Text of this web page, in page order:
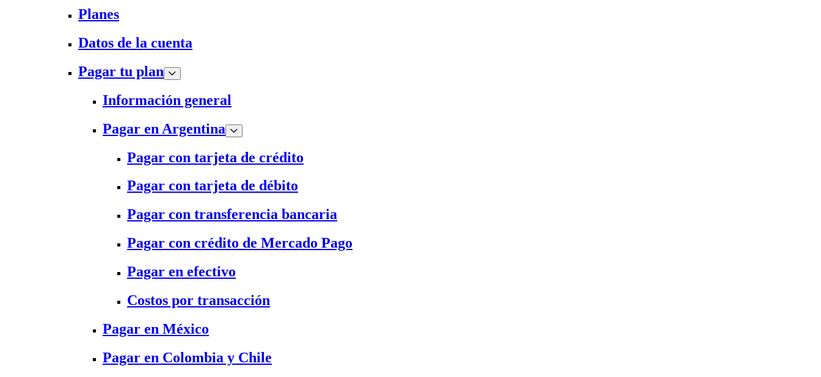
Planes
Datos de la cuenta
Pagar tu plan
Información general
Pagar en Argentina
Pagar con tarjeta de crédito
Pagar con tarjeta de débito
Pagar con transferencia bancaria
Pagar con crédito de Mercado Pago
Pagar en efectivo
Costos por transacción
Pagar en México
Pagar en Colombia y Chile